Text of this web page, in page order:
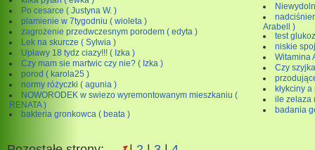
Po cesarce ( Justyna W. )
plamienie w 7tygodniu ( wioleta )
zagrożenie przedwczesnym porodem ( edyta )
Lek na skurcze ( Sylwia )
Upławy 18 tydz ciazy!!! ( Izka )
Czy mam sie martwic czy nie? ( Izka )
porod ( karola25 )
normy różyczki ( agunia )
NOWORODEK w swiezo wyremontowanym mieszkaniu (
RENATA )
bakteria gronkowca ( beata )
Arabell )
test
niskie
Witamina
Czy
kłykciny
ile zelaza
badania